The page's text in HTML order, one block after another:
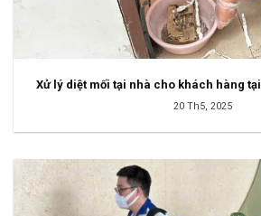
Xử lý diệt mối tại nhà cho khách hàng
20 Th5, 2025